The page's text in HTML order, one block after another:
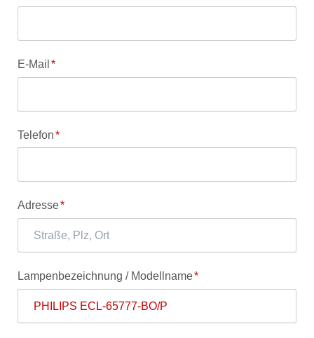
Pflichtfeld
E-Mail*
Pflichtfeld
Telefon*
Pflichtfeld
Adresse*
Pflichtfeld
Lampenbezeichnung / Modellname*